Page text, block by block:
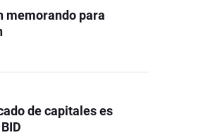
memorando para
de capitales es